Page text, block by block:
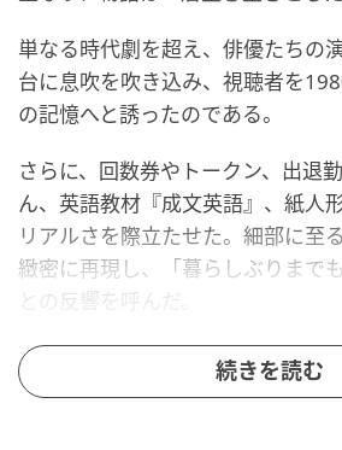
単なる時代劇を超え、俳優たちの
台に息吹を吹き込み、視聴者を
の記憶へと誘ったのである。
さらに、回数券やトークン、出退
ん、英語教材『成文英語』、紙人
リアルさを際立たせた。細部に至
緻密に再現し、「暮らしぶりまで
との反響を呼んだ。
持つものは多くなくとも、互いの
青春の日々、『100番の思い出』
続きを読む